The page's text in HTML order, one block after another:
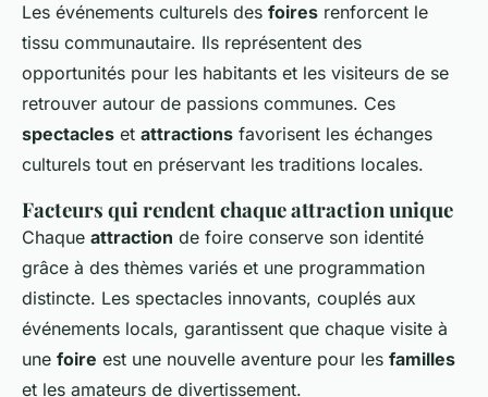
Les événements culturels des foires renforcent le
tissu communautaire. Ils représentent des
opportunités pour les habitants et les visiteurs de se
retrouver autour de passions communes. Ces
spectacles et attractions favorisent les échanges
culturels tout en préservant les traditions locales.
Facteurs qui rendent chaque attraction unique
Chaque attraction de foire conserve son identité
grâce à des thèmes variés et une programmation
distincte. Les spectacles innovants, couplés aux
événements locals, garantissent que chaque visite à
une foire est une nouvelle aventure pour les familles
et les amateurs de divertissement.